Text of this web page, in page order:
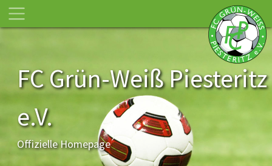
FC Grün-Weiß Piesteritz
e.V.
Offizielle Homepage